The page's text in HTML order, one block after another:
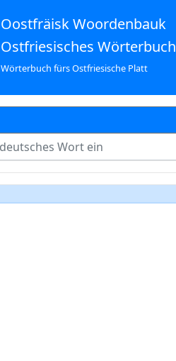
Oostfräisk Woordenbauk
Ostfriesisches Wörterbuch
Wörterbuch fürs Ostfriesische Platt